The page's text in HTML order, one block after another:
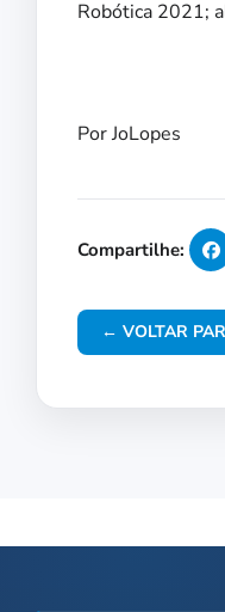
Robótica 2021;
Por JoLopes
Compartilhe:
← VOLTAR